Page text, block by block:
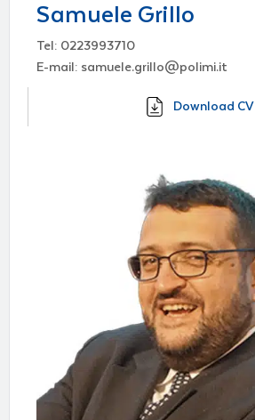
Samuele Grillo
Tel: 0223993710
E-mail: samuele.grillo@polimi.it
Download CV